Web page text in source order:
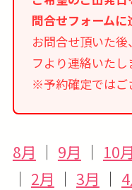
問合せフォームに
お問合せ頂いた
フより連絡いたし
※予約確定ではご
8月 ｜ 9月 ｜ 10月
｜ 2月 ｜ 3月 ｜